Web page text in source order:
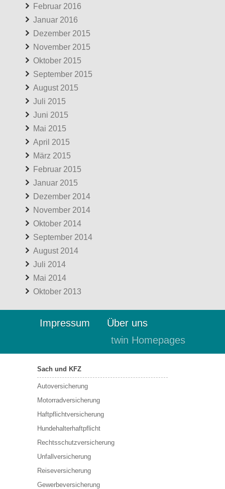
Februar 2016
Januar 2016
Dezember 2015
November 2015
Oktober 2015
September 2015
August 2015
Juli 2015
Juni 2015
Mai 2015
April 2015
März 2015
Februar 2015
Januar 2015
Dezember 2014
November 2014
Oktober 2014
September 2014
August 2014
Juli 2014
Mai 2014
Oktober 2013
Impressum
Über uns
twin Homepages
Sach und KFZ
Autoversicherung
Motorradversicherung
Haftpflichtversicherung
Hundehalterhaftpflicht
Rechtsschutzversicherung
Unfallversicherung
Reiseversicherung
Gewerbeversicherung